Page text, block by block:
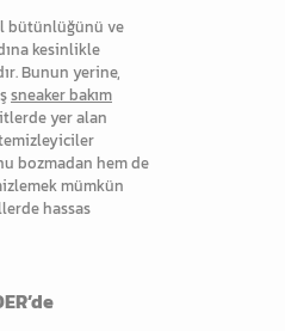
bütünlüğünü ve
kesinlikle
Bunun yerine,
sneaker bakım
yer alan
bozmadan hem de
mümkün
hassas